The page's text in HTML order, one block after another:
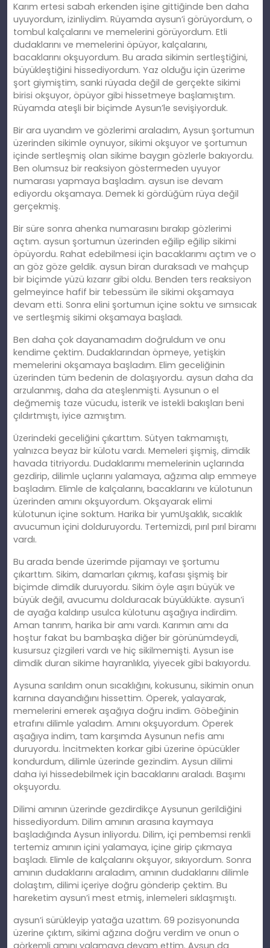
Karım ertesi sabah erkenden işine gittiğinde ben daha
uyuyordum, izinliydim. Rüyamda aysun’i görüyordum, o
tombul kalçalarını ve memelerini görüyordum. Etli
dudaklarını ve memelerini öpüyor, kalçalarını,
bacaklarını okşuyordum. Bu arada sikimin sertleştiğini,
büyükleştiğini hissediyordum. Yaz olduğu için üzerime
şort giymiştim, sanki rüyada değil de gerçekte sikimi
birisi okşuyor, öpüyor gibi hissetmeye başlamıştım.
Rüyamda ateşli bir biçimde Aysun’le sevişiyorduk.
Bir ara uyandım ve gözlerimi araladım, Aysun şortumun
üzerinden sikimle oynuyor, sikimi okşuyor ve şortumun
içinde sertleşmiş olan sikime baygın gözlerle bakıyordu.
Ben olumsuz bir reaksiyon göstermeden uyuyor
numarası yapmaya başladım. aysun ise devam
ediyordu okşamaya. Demek ki gördüğüm rüya değil
gerçekmiş.
Bir süre sonra ahenka numarasını bırakıp gözlerimi
açtım. aysun şortumun üzerinden eğilip eğilip sikimi
öpüyordu. Rahat edebilmesi için bacaklarımı açtım ve o
an göz göze geldik. aysun biran duraksadı ve mahçup
bir biçimde yüzü kızarır gibi oldu. Benden ters reaksiyon
gelmeyince hafif bir tebessüm ile sikimi okşamaya
devam etti. Sonra elini şortumun içine soktu ve sımsıcak
ve sertleşmiş sikimi okşamaya başladı.
Ben daha çok dayanamadım doğruldum ve onu
kendime çektim. Dudaklarından öpmeye, yetişkin
memelerini okşamaya başladım. Elim geceliğinin
üzerinden tüm bedenin de dolaşıyordu. aysun daha da
arzulanmış, daha da ateşlenmişti. Aysunun o el
değmemiş taze vücudu, isterik ve istekli bakışları beni
çıldırtmıştı, iyice azmıştım.
Üzerindeki geceliğini çıkarttım. Sütyen takmamıştı,
yalnızca beyaz bir külotu vardı. Memeleri şişmiş, dimdik
havada titriyordu. Dudaklarımı memelerinin uçlarında
gezdirip, dilimle uçlarını yalamaya, ağzıma alıp emmeye
başladım. Elimle de kalçalarını, bacaklarını ve külotunun
üzerinden amını okşuyordum. Okşayarak elimi
külotunun içine soktum. Harika bir yumUşaklık, sıcaklık
avucumun içini dolduruyordu. Tertemizdi, pırıl pırıl biramı
vardı.
Bu arada bende üzerimde pijamayı ve şortumu
çıkarttım. Sikim, damarları çıkmış, kafası şişmiş bir
biçimde dimdik duruyordu. Sikim öyle aşırı büyük ve
büyük değil, avucumu dolduracak büyüklükte. aysun’i
de ayağa kaldırıp usulca külotunu aşağıya indirdim.
Aman tanrım, harika bir amı vardı. Karımın amı da
hoştur fakat bu bambaşka diğer bir görünümdeydi,
kusursuz çizgileri vardı ve hiç sikilmemişti. Aysun ise
dimdik duran sikime hayranlıkla, yiyecek gibi bakıyordu.
Aysuna sarıldım onun sıcaklığını, kokusunu, sikimin onun
karnına dayandığını hissettim. Öperek, yalayarak,
memelerini emerek aşağıya doğru indim. Göbeğinin
etrafını dilimle yaladım. Amını okşuyordum. Öperek
aşağıya indim, tam karşımda Aysunun nefis amı
duruyordu. İncitmekten korkar gibi üzerine öpücükler
kondurdum, dilimle üzerinde gezindim. Aysun dilimi
daha iyi hissedebilmek için bacaklarını araladı. Başımı
okşuyordu.
Dilimi amının üzerinde gezdirdikçe Aysunun gerildiğini
hissediyordum. Dilim amının arasına kaymaya
başladığında Aysun inliyordu. Dilim, içi pembemsi renkli
tertemiz amının içini yalamaya, içine girip çıkmaya
başladı. Elimle de kalçalarını okşuyor, sıkıyordum. Sonra
amının dudaklarını araladım, amının dudaklarını dilimle
dolaştım, dilimi içeriye doğru gönderip çektim. Bu
hareketim aysun’i mest etmiş, inlemeleri sıklaşmıştı.
aysun’i sürükleyip yatağa uzattım. 69 pozisyonunda
üzerine çıktım, sikimi ağzına doğru verdim ve onun o
görkemli amını yalamaya devam ettim. Aysun da